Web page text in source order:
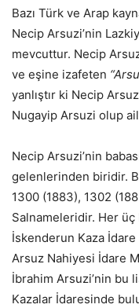
Bazı Türk ve Arap
Necip Arsuzi’nin
mevcuttur. Necip
ve eşine izafeten
yanlıştır ki Necip
Nugayip Arsuzi olup
Necip Arsuzi’nin
gelenlerinden biridir.
1300 (1883), 1302
Salnameleridir. Her
İskenderun Kaza İdare
Arsuz Nahiyesi İdare
İbrahim Arsuzi’nin bu
Kazalar İdaresinde